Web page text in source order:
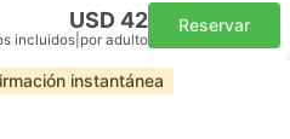
USD 42
incluidos por adulto
Reservar
instantánea